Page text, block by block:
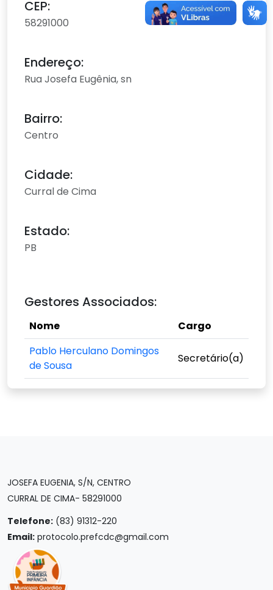
CEP:
58291000
Endereço:
Rua Josefa Eugênia, sn
Bairro:
Centro
Cidade:
Curral de Cima
Estado:
PB
Gestores Associados:
Nome
Cargo
Pablo Herculano Domingos
de Sousa
Secretário(a)
JOSEFA EUGENIA, S/N, CENTRO
CURRAL DE CIMA- 58291000
Telefone: (83) 91312-220
Email: protocolo.prefcdc@gmail.com